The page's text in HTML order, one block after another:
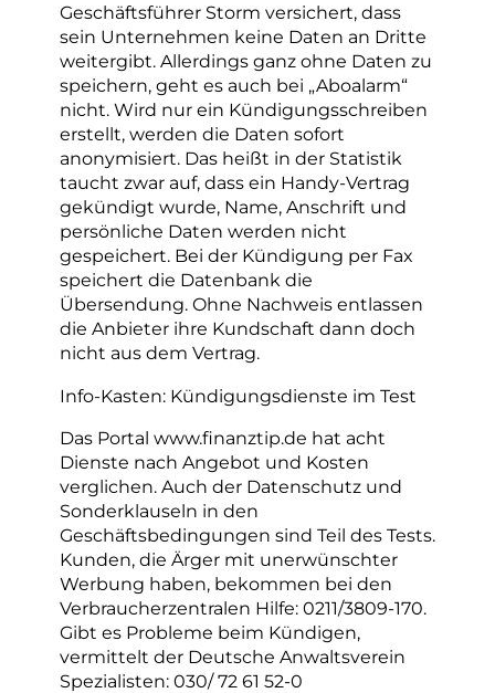
Geschäftsführer Storm versichert, dass
sein Unternehmen keine Daten an Dritte
weitergibt. Allerdings ganz ohne Daten zu
speichern, geht es auch bei „Aboalarm“
nicht. Wird nur ein Kündigungsschreiben
erstellt, werden die Daten sofort
anonymisiert. Das heißt in der Statistik
taucht zwar auf, dass ein Handy-Vertrag
gekündigt wurde, Name, Anschrift und
persönliche Daten werden nicht
gespeichert. Bei der Kündigung per Fax
speichert die Datenbank die
Übersendung. Ohne Nachweis entlassen
die Anbieter ihre Kundschaft dann doch
nicht aus dem Vertrag.
Info-Kasten: Kündigungsdienste im Test
Das Portal www.finanztip.de hat acht
Dienste nach Angebot und Kosten
verglichen. Auch der Datenschutz und
Sonderklauseln in den
Geschäftsbedingungen sind Teil des Tests.
Kunden, die Ärger mit unerwünschter
Werbung haben, bekommen bei den
Verbraucherzentralen Hilfe: 0211/3809-170.
Gibt es Probleme beim Kündigen,
vermittelt der Deutsche Anwaltsverein
Spezialisten: 030/ 72 61 52-0